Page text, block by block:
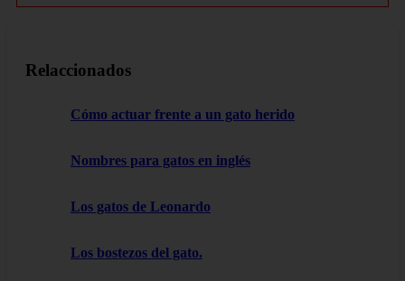
Relaccionados
Cómo actuar frente a un gato herido
Nombres para gatos en inglés
Los gatos de Leonardo
Los bostezos del gato.